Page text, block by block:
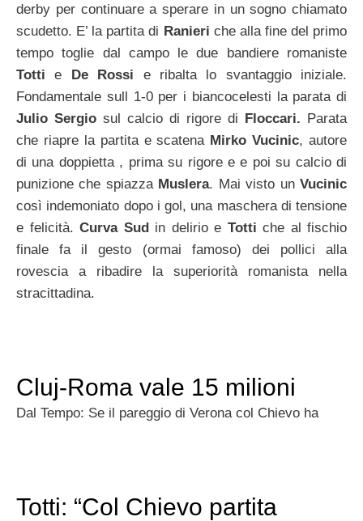
derby per continuare a sperare in un sogno chiamato
scudetto. E’ la partita di Ranieri che alla fine del primo
tempo toglie dal campo le due bandiere romaniste
Tottie De Rossi e ribalta lo svantaggio iniziale.
Fondamentale sull 1-0 per i biancocelesti la parata di
Julio Sergio sul calcio di rigore di Floccari. Parata
che riapre la partita e scatena Mirko Vucinic, autore
di una doppietta , prima su rigore e e poi su calcio di
punizione che spiazza Muslera. Mai visto unVucinic
così indemoniato dopo i gol, una maschera di tensione
e felicità. Curva Sudin delirio e Totti che al fischio
finale fa il gesto (ormai famoso) dei pollici alla
rovescia a ribadire la superiorità romanista nella
stracittadina.
Cluj-Roma vale 15 milioni
Dal Tempo: Se il pareggio di Verona col Chievo ha
Totti: “Col Chievo partita